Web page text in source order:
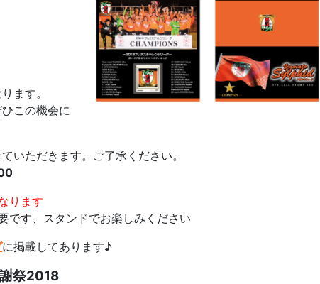
ます。
この機会に
いただきます。ご了承ください。
ります
です、スタンドでお楽しみください
に掲載してあります♪
祭2018